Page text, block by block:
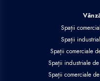
Spații
Spații
Spații comerciale
Spații industriale
Spații comerciale